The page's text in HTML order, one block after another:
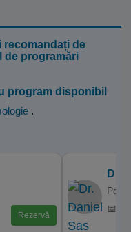
recomandați de
de programări
program disponibil
.
Rezervă
Dr.
📅